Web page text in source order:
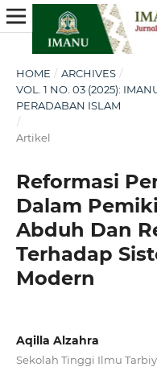
HOME / ARCHIVES /
VOL. 1 NO. 03 (2025):
PERADABAN ISLAM
/
Artikel
Reformasi
Dalam
Abduh Dan
Terhadap
Modern
Aqilla Alzahra
Sekolah Tinggi Ilmu